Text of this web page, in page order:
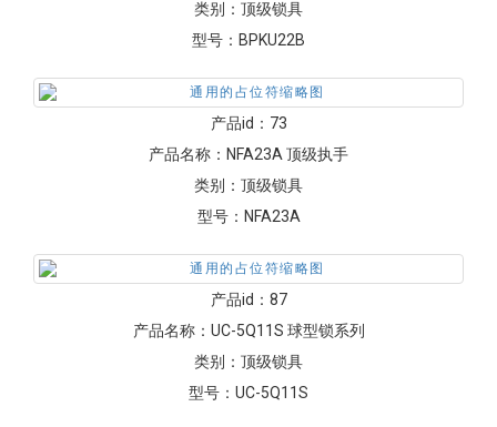
类别： 顶级锁具
型号： BPKU22B
产品id： 73
产品名称： NFA23A 顶级执手
类别： 顶级锁具
型号： NFA23A
产品id： 87
产品名称： UC-5Q11S 球型锁系列
类别： 顶级锁具
型号： UC-5Q11S